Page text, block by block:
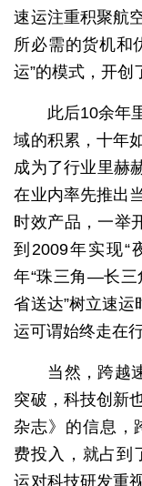
速运注重积聚航
所必需的货机和
运”的模式，开创
此后10余年里
域的积累，十年
成为了行业里赫
在业内率先推出
时效产品，一举
到2009年实现“
年“珠三角—长三
省送达”树立速运
运可谓始终走在
当然，跨越速
突破，科技创新
杂志》的信息，
费投入，就占到
运对科技研发重